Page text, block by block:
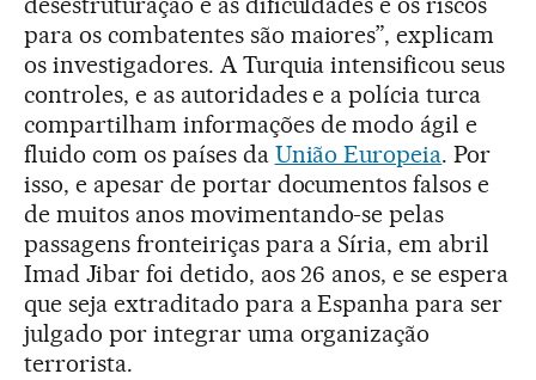
para os combatentes são maiores”, explicam
os investigadores. A Turquia intensificou seus
controles, e as autoridades e a polícia turca
compartilham informações de modo ágil e
fluido com os países da União Europeia. Por
isso, e apesar de portar documentos falsos e
de muitos anos movimentando-se pelas
passagens fronteiriças para a Síria, em abril
Imad Jibar foi detido, aos 26 anos, e se espera
que seja extraditado para a Espanha para ser
julgado por integrar uma organização
terrorista.